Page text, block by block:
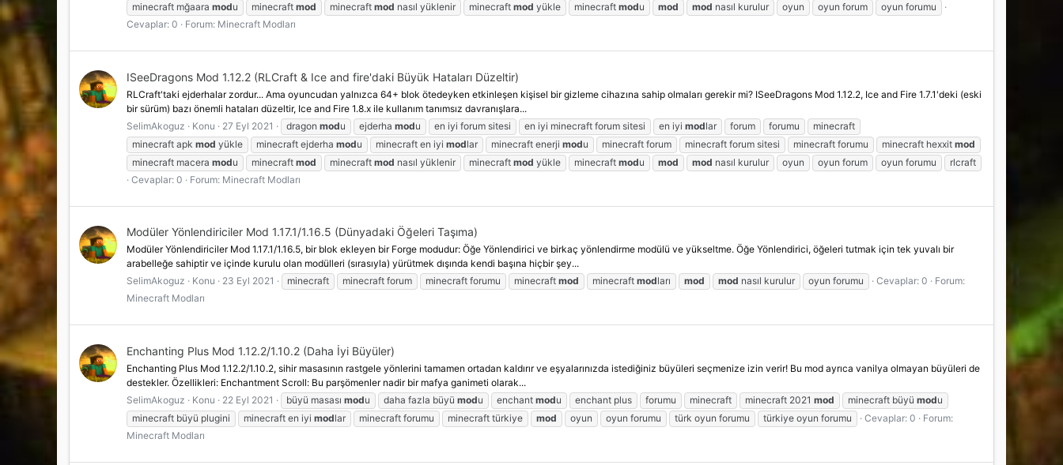
minecraft mğaara modu minecraft mod minecraft mod nasıl yüklenir minecraft mod yükle minecraft modu mod mod nasıl kurulur oyun oyun forum
oyun forumu
Cevaplar: 0
Forum: Minecraft Modları
ISeeDragons Mod 1.12.2 (RLCraft & Ice and fire'daki Büyük Hataları Düzeltir)
RLCraft'taki ejderhalar zordur... Ama oyuncudan yalnızca 64+ blok ötedeyken etkinleşen kişisel bir gizleme cihazına sahip olmaları gerekir mi? ISeeDragons Mod 1.12.2, Ice and Fire 1.7.1'deki (eski
bir sürüm) bazı önemli hataları düzeltir, Ice and Fire 1.8.x ile kullanım tanımsız davranışlara...
SelimAkoguz
Konu 27 Eyl 2021 dragon modu ejderha modu en iyi forum sitesi en iyi minecraft forum sitesi en iyi modlar forum forumu
minecraft
minecraft apk mod yükle minecraft ejderha modu minecraft en iyi modlar minecraft enerji modu minecraft forum minecraft forum sitesi minecraft forumu minecraft hexxit mod
minecraft macera modu minecraft mod minecraft mod nasıl yüklenir minecraft mod yükle minecraft modu mod mod nasıl kurulur oyun oyun forum oyun forumu
rlcraft
Cevaplar: 0
Forum: Minecraft Modları
Modüler Yönlendiriciler Mod 1.17.1/1.16.5 (Dünyadaki Öğeleri Taşıma)
Modüler Yönlendiriciler Mod 1.17.1/1.16.5, bir blok ekleyen bir Forge modudur: Öğe Yönlendirici ve birkaç yönlendirme modülü ve yükseltme. Öğe Yönlendirici, öğeleri tutmak için tek yuvalı bir
arabelleğe sahiptir ve içinde kurulu olan modülleri (sırasıyla) yürütmek dışında kendi başına hiçbir şey...
SelimAkoguz
Konu 23 Eyl 2021 minecraft minecraft forum minecraft forumu minecraft mod minecraft modları mod mod nasıl kurulur oyun forumu Cevaplar: 0
Forum:
Minecraft Modları
Enchanting Plus Mod 1.12.2/1.10.2 (Daha İyi Büyüler)
Enchanting Plus Mod 1.12.2/1.10.2, sihir masasının rastgele yönlerini tamamen ortadan kaldırır ve eşyalarınızda istediğiniz büyüleri seçmenize izin verir! Bu mod ayrıca vanilya olmayan büyüleri de
destekler. Özellikleri: Enchantment Scroll: Bu parşömenler nadir bir mafya ganimeti olarak...
SelimAkoguz
Konu 22 Eyl 2021 büyü masası modu daha fazla büyü modu enchant modu enchant plus forumu minecraft minecraft 2021 mod minecraft büyü modu
minecraft büyü plugini
minecraft en iyi modlar minecraft forumu minecraft türkiye mod oyun oyun forumu türk oyun forumu türkiye oyun forumu Cevaplar: 0
Forum:
Minecraft Modları